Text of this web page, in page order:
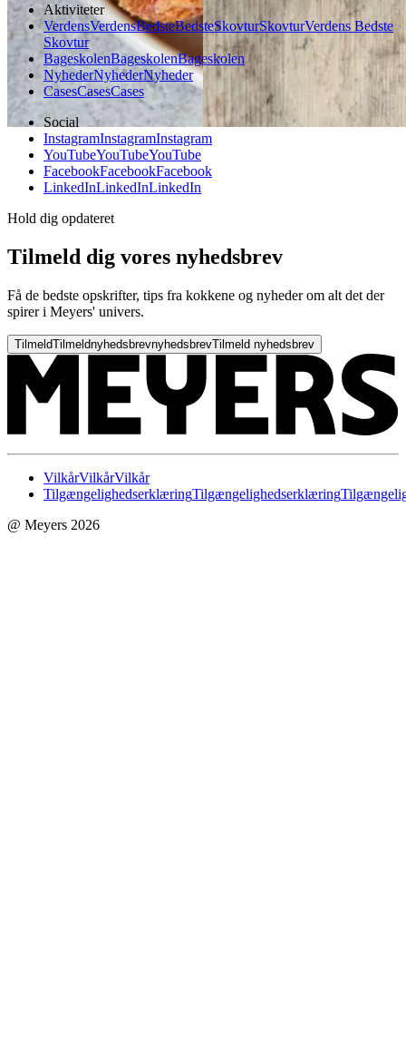
Aktiviteter
VerdensVerdensBedsteBedsteSkovturSkovturVerdens Bedste
Skovtur
BageskolenBageskolenBageskolen
NyhederNyhederNyheder
CasesCasesCases
Social
InstagramInstagramInstagram
YouTubeYouTubeYouTube
FacebookFacebookFacebook
LinkedInLinkedInLinkedIn
Hold dig opdateret
Tilmeld dig vores nyhedsbrev
Få de bedste opskrifter, tips fra kokkene og nyheder om alt det der
spirer i Meyers' univers.
TilmeldTilmeldnyhedsbrevnyhedsbrevTilmeld nyhedsbrev
VilkårVilkårVilkår
TilgængelighedserklæringTilgængelighedserklæring
@ Meyers 2026